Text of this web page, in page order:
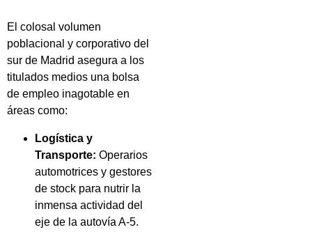
El colosal volumen
poblacional y corporativo del
sur de Madrid asegura a los
titulados medios una bolsa
de empleo inagotable en
áreas como:
Logística y
Transporte: Operarios
automotrices y gestores
de stock para nutrir la
inmensa actividad del
eje de la autovía A-5.